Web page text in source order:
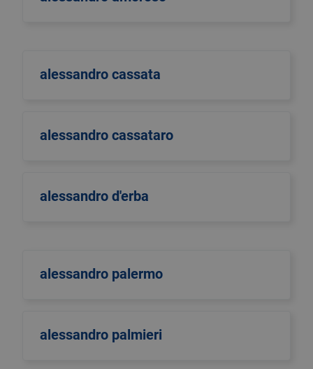
alessandro cassata
alessandro cassataro
alessandro d'erba
alessandro palermo
alessandro palmieri